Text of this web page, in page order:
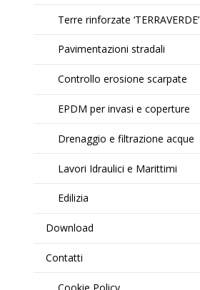
Terre rinforzate ‘TERRAVERDE’
Pavimentazioni stradali
Controllo erosione scarpate
EPDM per invasi e coperture
Drenaggio e filtrazione acque
Lavori Idraulici e Marittimi
Edilizia
Download
Contatti